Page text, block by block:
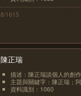
8/1615
陳正瑞
描述：陳正瑞談個人的創
主題與關鍵字：陳正瑞；
資料識別：1060